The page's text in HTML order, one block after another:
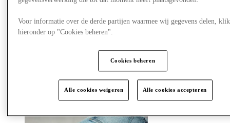
Plan je bezoek
Restaurants
Diensten
Voor informatie over de derde partijen waarmee wij gegevens delen,
hieronder op "Cookies beheren".
Cookies beheren
Alle cookies weigeren Alle cookies accepteren